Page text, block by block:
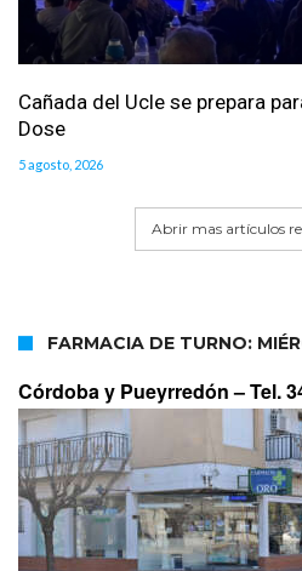
Cañada del Ucle se prepara
Dose
5 agosto, 2026
Abrir mas artículos
FARMACIA DE TURNO:
Córdoba y Pueyrredón –Tel.